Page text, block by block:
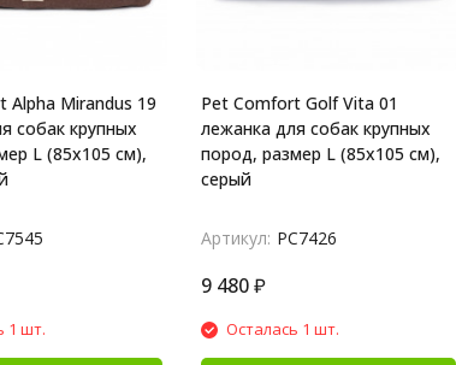
Alpha Mirandus 19
собак крупных
L (85х105 см),
1 шт.
Pet Comfort Golf Vita 01
лежанка для собак крупных
пород, размер L (85х105 см),
серый
Артикул: PC7426
9 480 ₽
Осталась 1 шт.